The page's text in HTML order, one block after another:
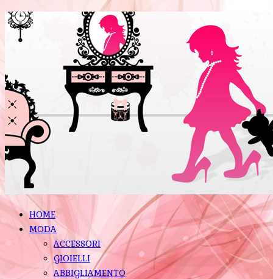
HOME
MODA
ACCESSORI
GIOIELLI
ABBIGLIAMENTO